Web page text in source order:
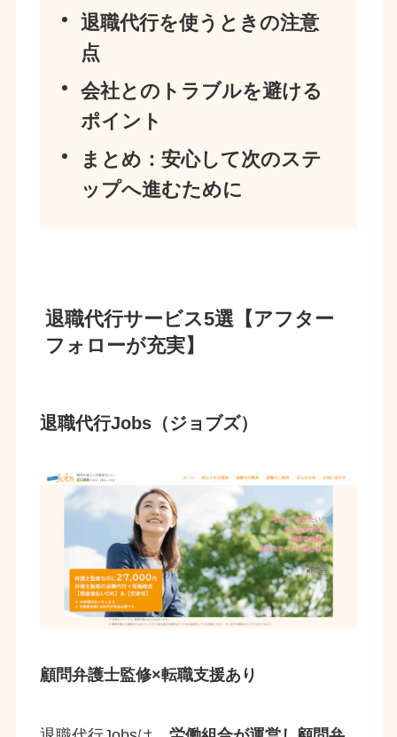
退職代行を使うときの注意
点
会社とのトラブルを避ける
ポイント
まとめ：安心して次のステ
ップへ進むために
退職代行サービス5選【アフター
フォローが充実】
退職代行Jobs（ジョブズ）
顧問弁護士監修×転職支援あり